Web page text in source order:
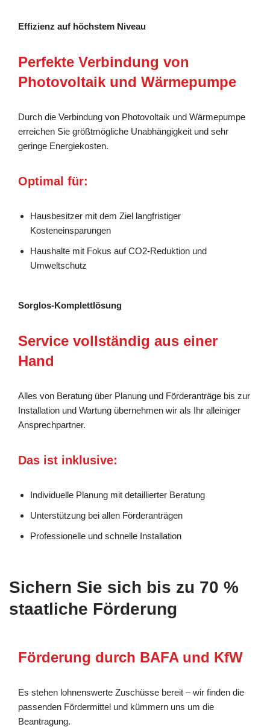
Effizienz auf höchstem Niveau
Perfekte Verbindung von
Photovoltaik und Wärmepumpe
Durch die Verbindung von Photovoltaik und Wärmepumpe
erreichen Sie größtmögliche Unabhängigkeit und sehr
geringe Energiekosten.
Optimal für:
Hausbesitzer mit dem Ziel langfristiger
Kosteneinsparungen
Haushalte mit Fokus auf CO2-Reduktion und
Umweltschutz
Sorglos-Komplettlösung
Service vollständig aus einer
Hand
Alles von Beratung über Planung und Förderanträge bis zur
Installation und Wartung übernehmen wir als Ihr alleiniger
Ansprechpartner.
Das ist inklusive:
Individuelle Planung mit detaillierter Beratung
Unterstützung bei allen Förderanträgen
Professionelle und schnelle Installation
Sichern Sie sich bis zu 70 %
staatliche Förderung
Förderung durch BAFA und KfW
Es stehen lohnenswerte Zuschüsse bereit – wir finden die
passenden Fördermittel und kümmern uns um die
Beantragung.